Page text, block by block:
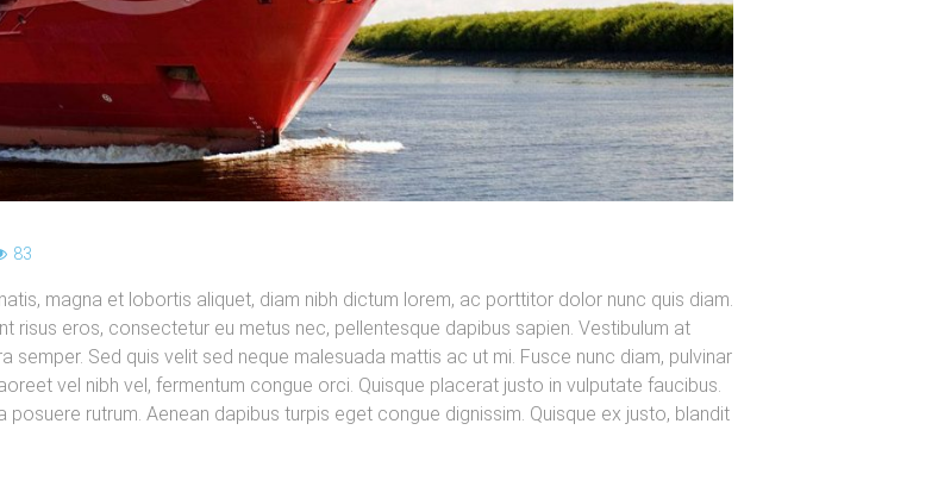
83
magna et lobortis aliquet, diam nibh dictum lorem, ac porttitor dolor nunc quis diam.
risus eros, consectetur eu metus nec, pellentesque dapibus sapien. Vestibulum at
Sed quis velit sed neque malesuada mattis ac ut mi. Fusce nunc diam, pulvinar
vel nibh vel, fermentum congue orci. Quisque placerat justo in vulputate faucibus.
rutrum. Aenean dapibus turpis eget congue dignissim. Quisque ex justo, blandit